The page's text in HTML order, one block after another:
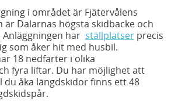
i området är Fjätervålens
är Dalarnas högsta skidbacke och
har ställplatser precis
som åker hit med husbil.
18 nedfarter i olika
fyra liftar. Du har möjlighet att
du åka längdskidor finns ett 48